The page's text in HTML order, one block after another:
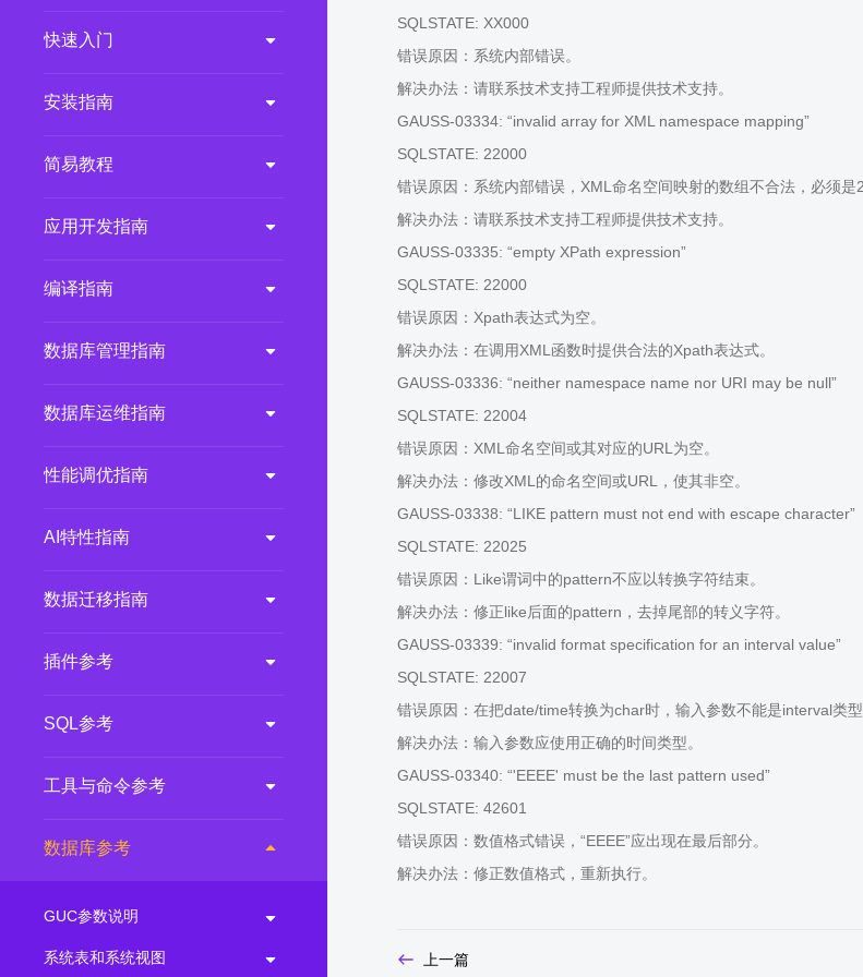
2.0.0 (LTS)
3.1.0 (EOM)
2.0.1 (EOM)
1.0.1 (EOM)
快速入门
安装指南
简易教程
应用开发指南
编译指南
数据库管理指南
数据库运维指南
性能调优指南
AI特性指南
数据迁移指南
插件参考
SQL参考
工具与命令参考
数据库参考
GUC参数说明
系统表和系统视图
SQLSTATE: XX000
错误原因：系统内部错误。
解决办法：请联系技术支持工程师提供技术支持。
GAUSS-03334: “invalid array for XML namespace mapping”
SQLSTATE: 22000
错误原因：系统内部错误，XML命名空间映射的数组不合法，必须是2
解决办法：请联系技术支持工程师提供技术支持。
GAUSS-03335: “empty XPath expression”
SQLSTATE: 22000
错误原因：Xpath表达式为空。
解决办法：在调用XML函数时提供合法的Xpath表达式。
GAUSS-03336: “neither namespace name nor URI may be null”
SQLSTATE: 22004
错误原因：XML命名空间或其对应的URL为空。
解决办法：修改XML的命名空间或URL，使其非空。
GAUSS-03338: “LIKE pattern must not end with escape character”
SQLSTATE: 22025
错误原因：Like谓词中的pattern不应以转换字符结束。
解决办法：修正like后面的pattern，去掉尾部的转义字符。
GAUSS-03339: “invalid format specification for an interval value”
SQLSTATE: 22007
错误原因：在把date/time转换为char时，输入参数不能是interval类型
解决办法：输入参数应使用正确的时间类型。
GAUSS-03340: “'EEEE' must be the last pattern used”
SQLSTATE: 42601
错误原因：数值格式错误，“EEEE”应出现在最后部分。
解决办法：修正数值格式，重新执行。
上一篇